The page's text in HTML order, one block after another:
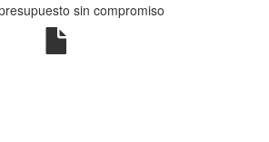
sin compromiso